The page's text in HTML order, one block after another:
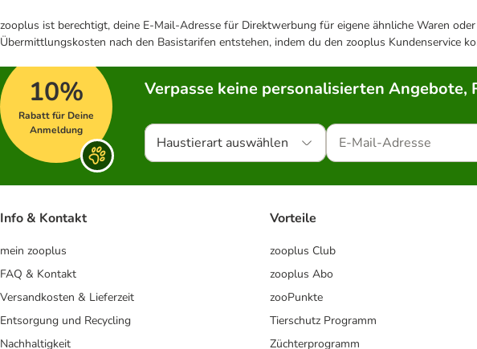
zooplus ist berechtigt, deine E-Mail-Adresse für Direktwerbung für eigene ähnliche Waren
Übermittlungskosten nach den Basistarifen entstehen, indem du den zooplus Kundenservice
10%
Rabatt für Deine
Anmeldung
Verpasse keine personalisierten Angebote,
Haustierart auswählen
Info & Kontakt
mein zooplus
FAQ & Kontakt
Versandkosten & Lieferzeit
Entsorgung und Recycling
Nachhaltigkeit
Vorteile
zooplus Club
zooplus Abo
zooPunkte
Tierschutz Programm
Züchterprogramm